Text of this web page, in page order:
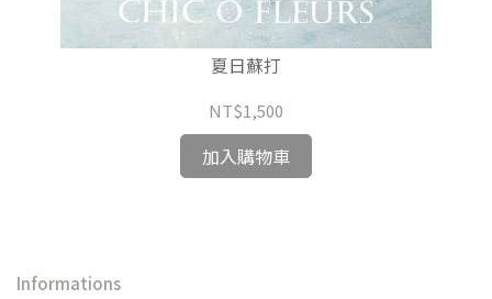
夏日蘇打
NT$1,500
加入購物車
Informations